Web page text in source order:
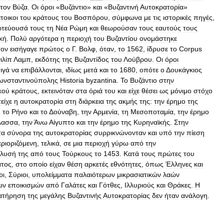
τον Βύζα Οι όροι «Βυζάντιο» και «Βυζαντινή Αυτοκρατορία»
του κράτους του Βοσπόρου σύμφωνα με τις ιστορικές πηγές
τους τη Νέα Ρώμη και θεωρούσαν τους εαυτούς τους
Πολύ αργότερα η περιοχή του Βυζαντίου ονομάστηκε
εισήγαγε πρώτος ο Γ. Βολφ όταν το 1562 ίδρυσε το Corpus
Λαμπ εκδότης της Βυζαντίδος του Λούβρου Οι όροι
να επιβάλλονται ιδίως μετά και το 1680 οπότε οΔουκάγκιος
Historia byzantina Το Βυζάντιο στην
κράτους εκτεινόταν στα όριά του και είχε θέσει ως μόνιμο στόχο
η αυτοκρατορία στη διάρκεια της ακμής της: την έρημο της
το Ρήνο και τοΔούναβη τηνΑρμενία τη Μεσοποταμία την έρημο
τηνΆνωΑίγυπτο και την έρημο της Κυρηναϊκής Στην
σύνορα της αυτοκρατορίας συρρικνώνονταν και υπό την πίεση
τελικά σε μια περιοχή γύρω από την
της από τους Τούρκους το 1453 Κατά τους πρώτες του
στο οποίο είχαν θέση αρκετές εθνότητες όπως Έλληνες και
Σύριοι υπολείμματα παλαιότερων μικρασιατικών λαών
εποικισμών από Γαλάτες και Γότθες Ιλλυριούς και Θράκες
Η
της μεγάλης Βυζαντινής Αυτοκρατορίας δεν ήταν ανάλογη